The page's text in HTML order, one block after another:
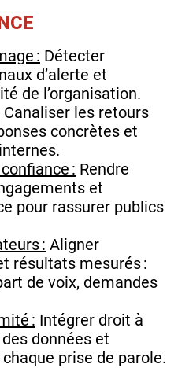
: Détecter
d’alerte et
de l’organisation.
Canaliser les retours
concrètes et
: Rendre
et
pour rassurer publics
: Aligner
résultats mesurés :
de voix, demandes
: Intégrer droit à
données et
prise de parole.